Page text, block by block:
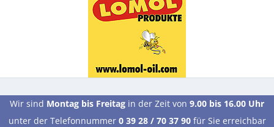
Wir sind Montag bis Freitag in der Zeit von 9.00 bis 16.00 Uhr
unter der Telefonnummer 0 39 28 / 70 37 90für Sie erreichbar